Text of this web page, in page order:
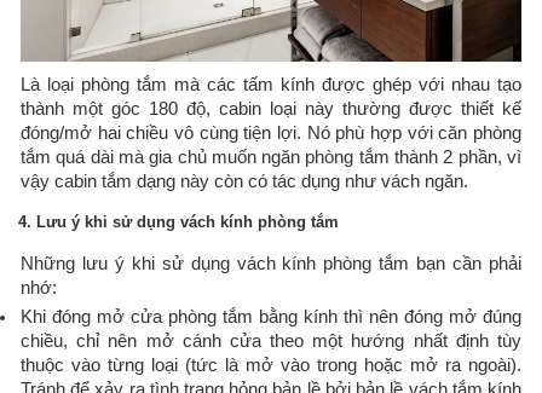
​Là loại phòng tắm mà các tấm kính được ghép với nhau tạo
thành một góc 180 độ, cabin loại này thường được thiết kế
đóng/mở hai chiều vô cùng tiện lợi. Nó phù hợp với căn phòng
tắm quá dài mà gia chủ muốn ngăn phòng tắm thành 2 phần, vì
vậy cabin tắm dạng này còn có tác dụng như vách ngăn.
4. Lưu ý khi sử dụng vách kính phòng tắm
Những lưu ý khi sử dụng vách kính phòng tắm bạn cần phải
nhớ:
Khi đóng mở cửa phòng tắm bằng kính thì nên đóng mở đúng
chiều, chỉ nên mở cánh cửa theo một hướng nhất định tùy
thuộc vào từng loại (tức là mở vào trong hoặc mở ra ngoài).